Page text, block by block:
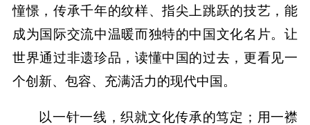
憧憬，传承千年的纹样、指尖上跳跃的技艺，能
成为国际交流中温暖而独特的中国文化名片。让
世界通过非遗珍品，读懂中国的过去，更看见一
个创新、包容、充满活力的现代中国。
以一针一线，织就文化传承的笃定；用一襟